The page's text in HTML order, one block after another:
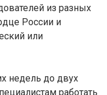
из разных
России и
или
недель до двух
работать